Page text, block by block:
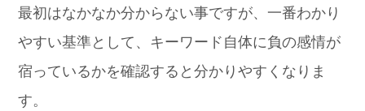
最初はなかなか分からない事ですが、一番わかり
やすい基準として、キーワード自体に負の感情が
宿っているかを確認すると分かりやすくなりま
す。